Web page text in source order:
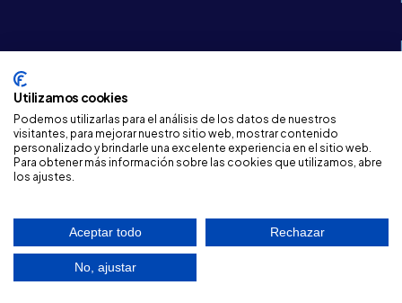
©2026 Ayuntamiento de La Carolina
Utilizamos cookies
Podemos utilizarlas para el análisis de los datos de nuestros
visitantes, para mejorar nuestro sitio web, mostrar contenido
personalizado y brindarle una excelente experiencia en el sitio web.
Para obtener más información sobre las cookies que utilizamos, abre
los ajustes.
Aceptar todo Rechazar
No, ajustar